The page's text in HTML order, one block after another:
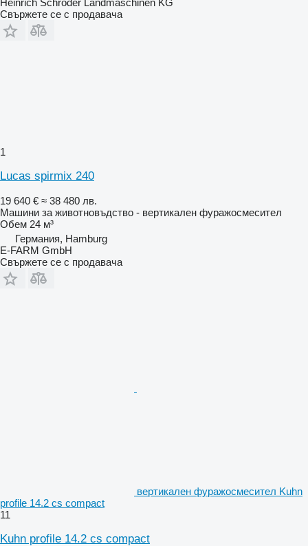
Свържете се с продавача
1
Lucas spirmix 240
19 640 € ≈ 38 480 лв.
Машини за животновъдство - вертикален фуражосмесител
Обем 24 м³
Германия, Hamburg
E-FARM GmbH
Свържете се с продавача
вертикален фуражосмесител Kuhn
profile 14.2 cs compact
11
Kuhn profile 14.2 cs compact